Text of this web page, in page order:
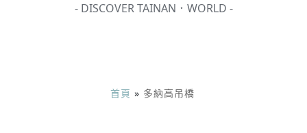
- DISCOVER TAINAN．WORLD -
首頁 » 多納高吊橋